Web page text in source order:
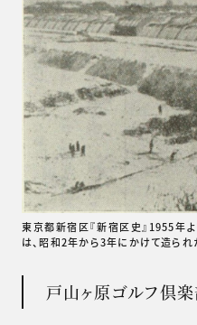
東京都新宿区『新宿区史』1955年
は、昭和2年から3年にかけて造られ
戸山ヶ原ゴルフ倶